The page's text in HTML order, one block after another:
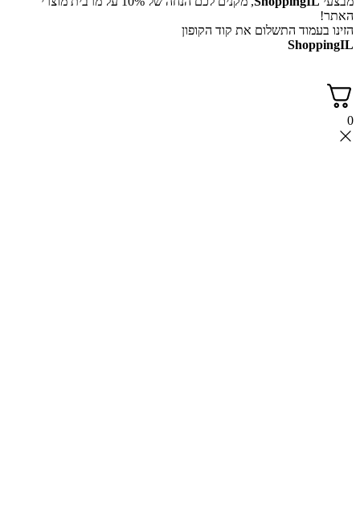
האתר!
הזינו בעמוד התשלום את קוד הקופון
ShoppingIL
0